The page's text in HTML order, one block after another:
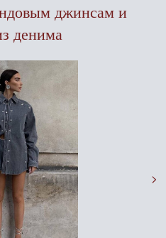
джинсам и
денима